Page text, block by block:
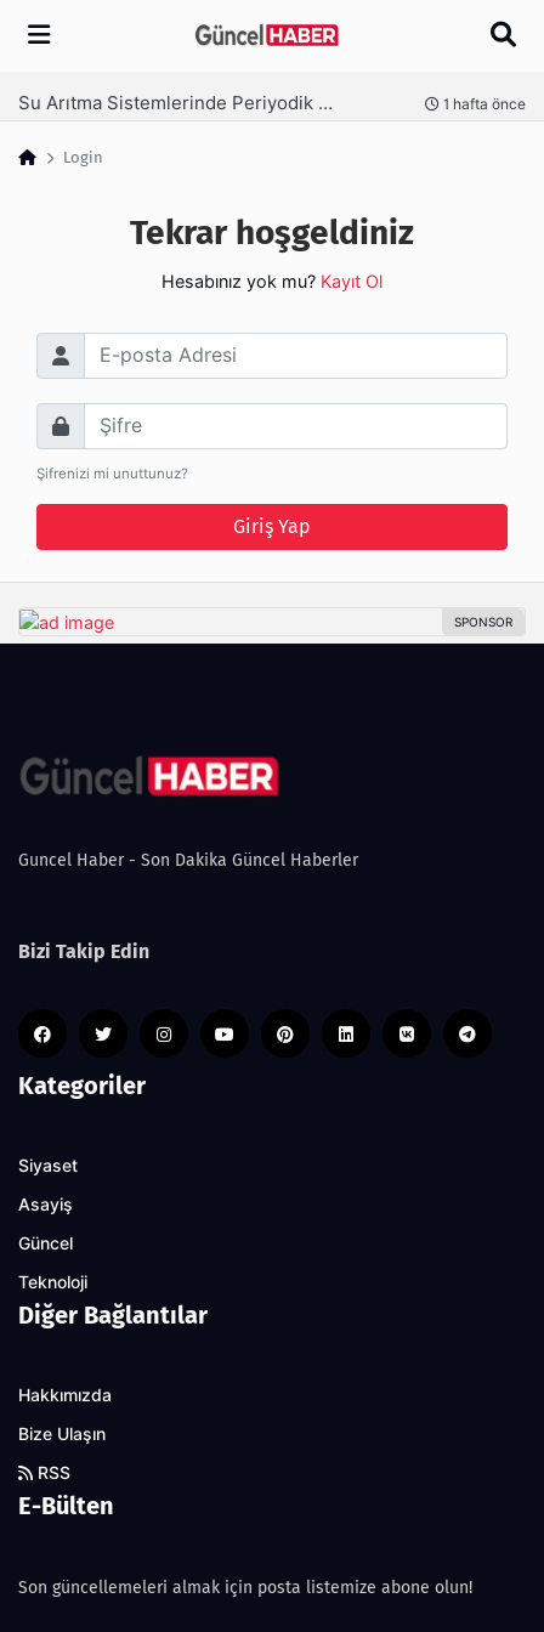
Arama
Su Arıtma Sistemlerinde Periyodik Bakım Neden Kritik? 1 hafta önce
Login
Tekrar hoşgeldiniz
Hesabınız yok mu? Kayıt Ol
E-posta Adresi
Şifre
Şifrenizi mi unuttunuz?
Giriş Yap
Guncel Haber - Son Dakika Güncel Haberler
Bizi Takip Edin
Kategoriler
Siyaset
Asayiş
Güncel
Teknoloji
Diğer Bağlantılar
Hakkımızda
Bize Ulaşın
RSS
E-Bülten
Son güncellemeleri almak için posta listemize abone olun!